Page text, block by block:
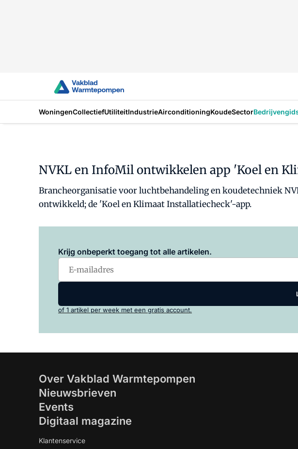
WoningenCollectiefUtiliteitIndustrieAirconditioningKoudeSector
NVKL en InfoMil ontwikkelen app 'Koel en
Brancheorganisatie voor luchtbehandeling en koudetechniek
ontwikkeld; de 'Koel en Klimaat Installatiecheck'-app.
Krijg onbeperkt toegang tot alle artikelen.
of 1 artikel per week met een gratis account.
Over Vakblad Warmtepompen
Nieuwsbrieven
Events
Digitaal magazine
Klantenservice